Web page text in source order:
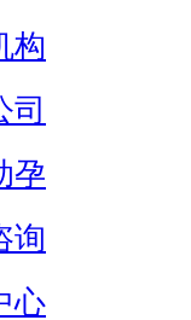
构
司
孕
询
心